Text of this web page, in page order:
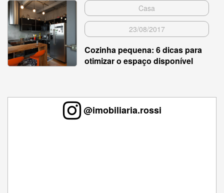
Casa
23/08/2017
Cozinha pequena: 6 dicas para
otimizar o espaço disponível
@imobiliaria.rossi